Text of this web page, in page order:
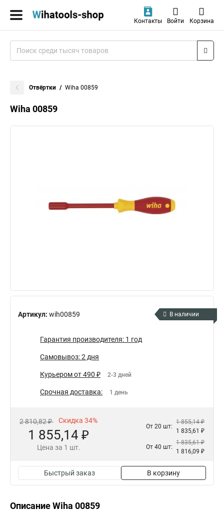
Контакты Войти Корзина
Отвёртки Wiha 00859
Wiha 00859
Артикул: wih00859 В наличии
Гарантия производителя: 1 год
Самовывоз: 2 дня
Курьером от 490 ₽ 2-3 дней
Срочная доставка: 1 день
2 810,82 ₽ Скидка 34%
1 855,14 ₽
Цена за 1 шт.
От 20 шт:
1 855,14 ₽
1 835,61 ₽
От 40 шт:
1 835,61 ₽
1 816,09 ₽
Быстрый заказ В корзину
Описание Wiha 00859